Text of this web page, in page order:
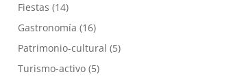
Fiestas (14)
Gastronomía (16)
Patrimonio-cultural (5)
Turismo-activo (5)